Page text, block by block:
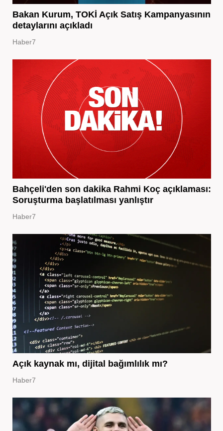
Bakan Kurum, TOKİ Açık Satış Kampanyasının
detaylarını açıkladı
Haber7
Bahçeli'den son dakika Rahmi Koç açıklaması:
Soruşturma başlatılması yanlıştır
Haber7
Açık kaynak mı, dijital bağımlılık mı?
Haber7